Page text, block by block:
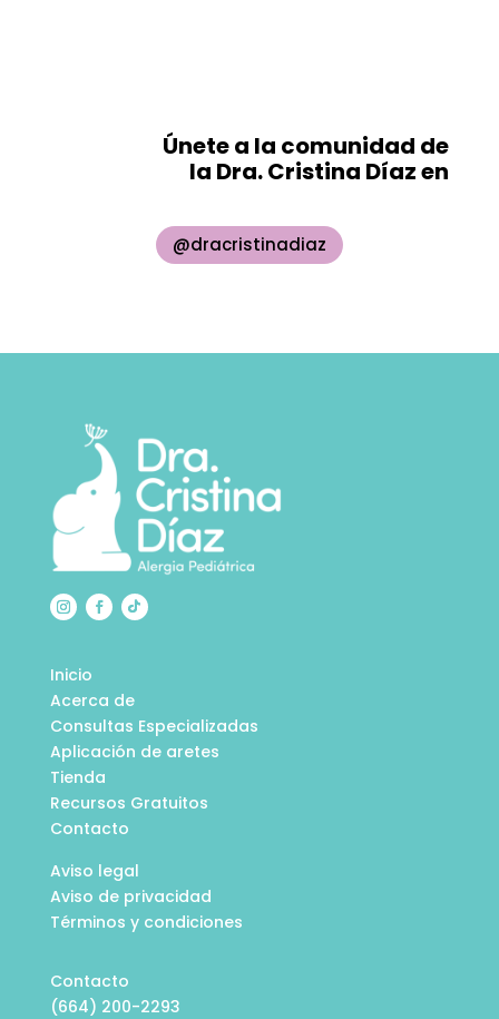
Únete a la comunidad de
la Dra. Cristina Díaz en
@dracristinadiaz
Inicio
Acerca de
Consultas Especializadas
Aplicación de aretes
Tienda
Recursos Gratuitos
Contacto
Aviso legal
Aviso de privacidad
Términos y condiciones
Contacto
(664) 200-2293